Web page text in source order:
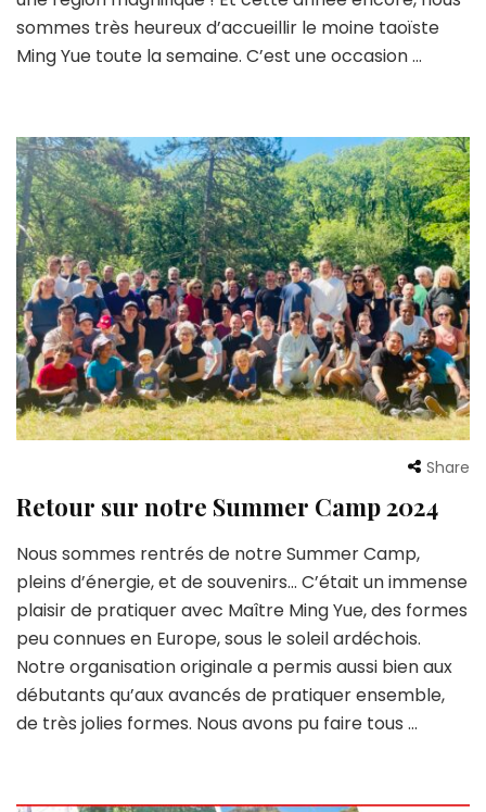
sommes très heureux d’accueillir le moine taoïste
Ming Yue toute la semaine. C’est une occasion …
Share
Retour sur notre Summer Camp 2024
Nous sommes rentrés de notre Summer Camp,
pleins d’énergie, et de souvenirs… C’était un immense
plaisir de pratiquer avec Maître Ming Yue, des formes
peu connues en Europe, sous le soleil ardéchois.
Notre organisation originale a permis aussi bien aux
débutants qu’aux avancés de pratiquer ensemble,
de très jolies formes. Nous avons pu faire tous …